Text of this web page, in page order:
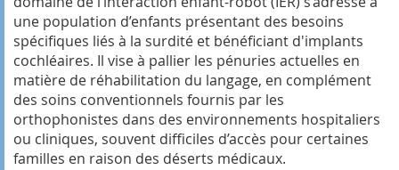
une population d’enfants présentant des besoins
spécifiques liés à la surdité et bénéficiant d'implants
cochléaires. Il vise à pallier les pénuries actuelles en
matière de réhabilitation du langage, en complément
des soins conventionnels fournis par les
orthophonistes dans des environnements hospitaliers
ou cliniques, souvent difficiles d’accès pour certaines
familles en raison des déserts médicaux.